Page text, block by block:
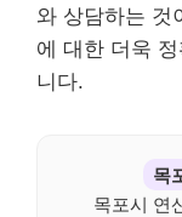
와 상담하는 것
에 대한 더욱
니다.
목
목포시 연